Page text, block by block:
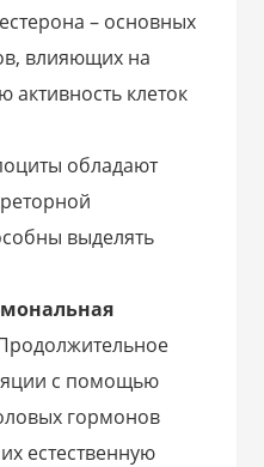
– основных
влияющих на
активность клеток
обладают
выделять
с помощью
гормонов
естественную